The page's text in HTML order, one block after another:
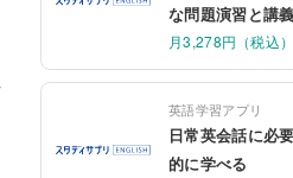
な問題演習と講
月3,278円（税込
英語学習アプリ
日常英会話に必
的に学べる